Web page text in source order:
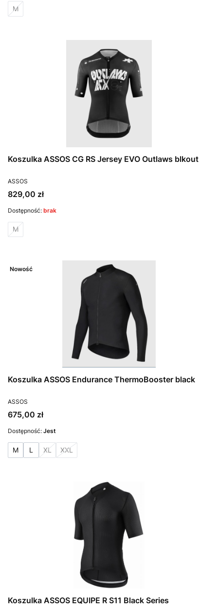
M
Koszulka ASSOS CG RS Jersey EVO Outlaws blkout
PRODUCENT
ASSOS
Cena
829,00 zł
Dostępność: brak
M
Nowość
Koszulka ASSOS Endurance ThermoBooster black
PRODUCENT
ASSOS
Cena
675,00 zł
Dostępność: Jest
M L XL XXL
Koszulka ASSOS EQUIPE R S11 Black Series